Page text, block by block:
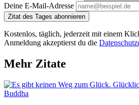
Deine E-Mail-Adresse
Zitat des Tages abonnieren
Kostenlos, täglich, jederzeit mit einem
Anmeldung akzeptierst du die
Mehr Zitate